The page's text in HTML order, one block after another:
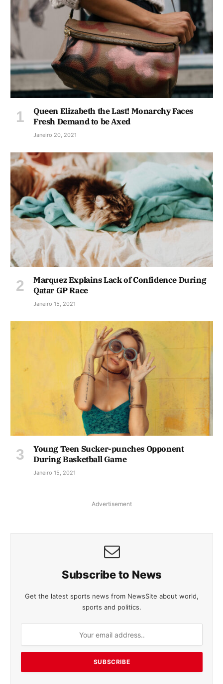
Queen Elizabeth the Last! Monarchy Faces
Fresh Demand to be Axed
Janeiro 20, 2021
Marquez Explains Lack of Confidence During
Qatar GP Race
Janeiro 15, 2021
Young Teen Sucker-punches Opponent
During Basketball Game
Janeiro 15, 2021
Advertisement
Subscribe to News
Get the latest sports news from NewsSite about world,
sports and politics.